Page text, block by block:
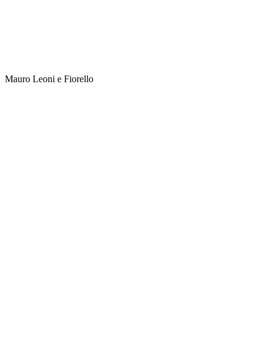
Mauro Leoni e Fiorello